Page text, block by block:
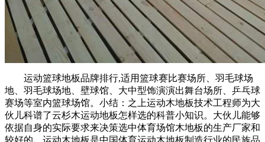
运动篮球地板品牌排行,适用篮球赛比赛场所、羽毛球场
地、羽毛球场地、壁球馆、大中型饰演演出舞台场所、乒乓球
赛场等室内篮球场馆。小结：之上运动木地板技术工程师为大
伙儿科谱了云杉木运动地板怎样选的科普小知识。大伙儿能够
依据自身的实际要求来决策选中体育场馆木地板的生产厂家和
较好的。运动木地板是中国体育运动木地板制造行业的民族品